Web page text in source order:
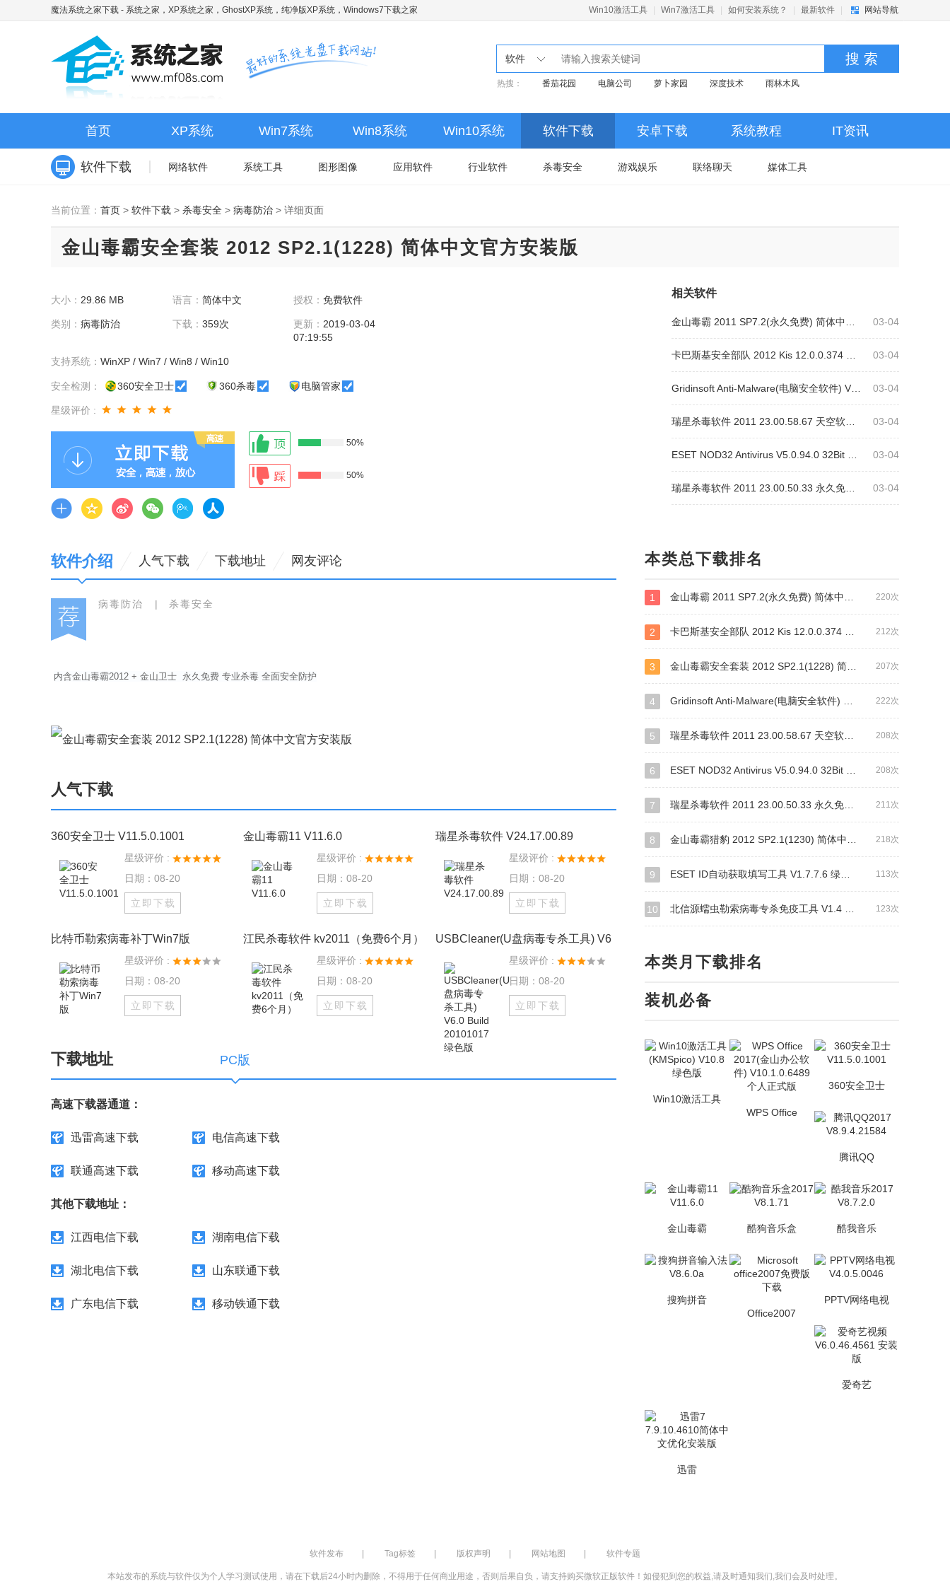
魔法系统之家下载 - 系统之家，XP系统之家，GhostXP系统，纯净版XP系统，Windows7下载之家 Win10激活工具 Win7激活工具 如何安装系统？ 最新软件 网站导航
软件 搜 索
热搜： 番茄花园 电脑公司 萝卜家园 深度技术 雨林木风
首页 XP系统 Win7系统 Win8系统 Win10系统 软件下载 安卓下载 系统教程 IT资讯
软件下载 网络软件 系统工具 图形图像 应用软件 行业软件 杀毒安全 游戏娱乐 联络聊天 媒体工具
当前位置： 首页 > 软件下载 > 杀毒安全 > 病毒防治 > 详细页面
金山毒霸安全套装 2012 SP2.1(1228) 简体中文官方安装版
大小： 29.86 MB 语言： 简体中文 授权：免费软件
类别： 病毒防治 下载： 359次 更新： 2019-03-04
07:19:55
支持系统： WinXP / Win7 / Win8 / Win10
安全检测： 360安全卫士 360杀毒 电脑管家
星级评价 :
50%
50%
相关软件
03-04
03-04
03-04
03-04
03-04
03-04
软件介绍 人气下载 下载地址 网友评论
病毒防治 | 杀毒安全
内含金山毒霸2012 + 金山卫士 永久免费 专业杀毒 全面安全防护
人气下载
360安全卫士 V11.5.0.1001
星级评价 :
日期：08-20
立即下载
金山毒霸11 V11.6.0
星级评价 :
日期：08-20
立即下载
瑞星杀毒软件 V24.17.00.89
星级评价 :
日期：08-20
立即下载
比特币勒索病毒补丁Win7版
星级评价 :
日期：08-20
立即下载
江民杀毒软件 kv2011（免费6个月）
星级评价 :
日期：08-20
立即下载
USBCleaner(U盘病毒专杀工具) V6
星级评价 :
日期：08-20
立即下载
下载地址 PC版
高速下载器通道：
迅雷高速下载 电信高速下载
联通高速下载 移动高速下载
其他下载地址：
江西电信下载 湖南电信下载
湖北电信下载 山东联通下载
广东电信下载 移动铁通下载
本类总下载排名
220次
1 金山毒霸 2011 SP7.2(永久免费) 简体中文官方安装版
212次
2 卡巴斯基安全部队 2012 Kis 12.0.0.374 简体中文版
207次
3 金山毒霸安全套装 2012 SP2.1(1228) 简体中文官方安装版
222次
4 Gridinsoft Anti-Malware(电脑安全软件) V4.0.26
208次
5 瑞星杀毒软件 2011 23.00.58.67 天空软件专版(永久免费)
208次
6 ESET NOD32 Antivirus V5.0.94.0 32Bit 麦田守望者汉化版
211次
7 瑞星杀毒软件 2011 23.00.50.33 永久免费版
218次
8 金山毒霸猎豹 2012 SP2.1(1230) 简体中文安装版
113次
9 ESET ID自动获取填写工具 V1.7.7.6 绿色免费版
123次
10 北信源蠕虫勒索病毒专杀免疫工具 V1.4 绿色免费版
本类月下载排名
装机必备
Win10激活工具
WPS Office
360安全卫士
腾讯QQ
金山毒霸 酷狗音乐盒 酷我音乐
搜狗拼音
Office2007
PPTV网络电视
爱奇艺
迅雷
软件发布 | Tag标签 | 版权声明 | 网站地图 | 软件专题
本站发布的系统与软件仅为个人学习测试使用，请在下载后24小时内删除，不得用于任何商业用途，否则后果自负，请支持购买微软正版软件！如侵犯到您的权益,请及时通知我们,我们会及时处理。